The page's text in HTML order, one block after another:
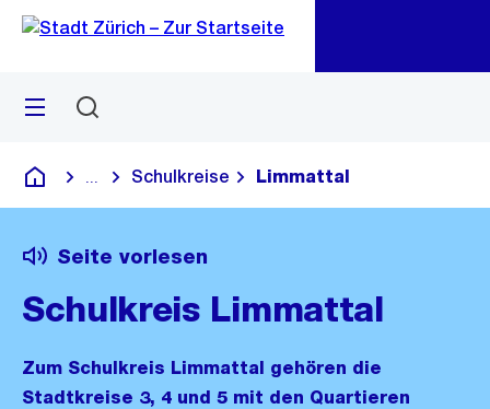
Navigation
Sprunglink
Menü
Deutsch
Blende alle Breadcrumbs ein
Schulkreise Limmattal
Seite vorlesen
Schulkreis Limmattal
Zum Schulkreis Limmattal gehören die
Stadtkreise 3, 4 und 5 mit den Quartieren